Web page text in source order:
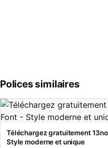
Polices similaires
Téléchargez gratuitement
Style moderne et unique